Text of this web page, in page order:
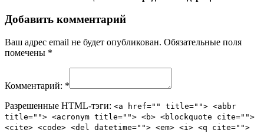
Добавить комментарий
Ваш адрес email не будет опубликован. Обязательные поля
помечены *
Комментарий: *
Разрешенные HTML-тэги: <a href="" title=""> <abbr
title=""> <acronym title=""> <b> <blockquote cite="">
<cite> <code> <del datetime=""> <em> <i> <q cite="">